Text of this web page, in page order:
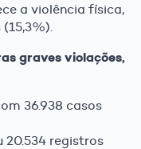
a violência física,
graves violações,
36.938 casos
registros